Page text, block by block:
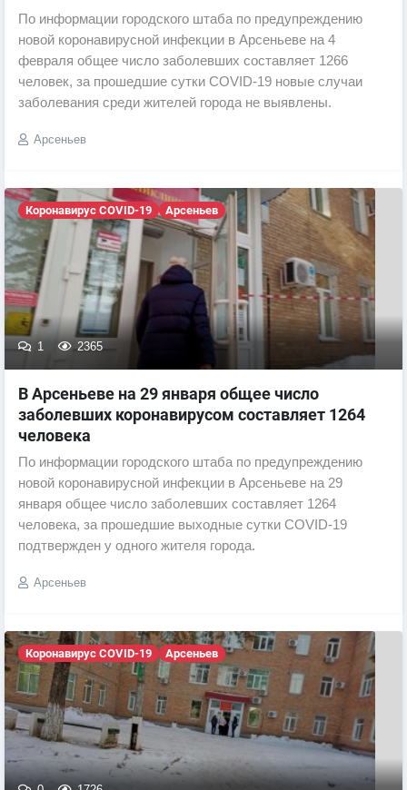
По информации городского штаба по предупреждению
новой коронавирусной инфекции в Арсеньеве на 4
февраля общее число заболевших составляет 1266
человек, за прошедшие сутки COVID-19 новые случаи
заболевания среди жителей города не выявлены.
Арсеньев
Коронавирус COVID-19 Арсеньев
1 2365
В Арсеньеве на 29 января общее число
заболевших коронавирусом составляет 1264
человека
По информации городского штаба по предупреждению
новой коронавирусной инфекции в Арсеньеве на 29
января общее число заболевших составляет 1264
человека, за прошедшие выходные сутки COVID-19
подтвержден у одного жителя города.
Арсеньев
Коронавирус COVID-19 Арсеньев